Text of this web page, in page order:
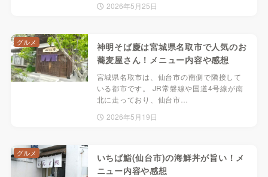
2026年5月25日
神明そば慶は宮城県名取市で人気のお
蕎麦屋さん！メニュー内容や感想
宮城県名取市は、仙台市の南側で隣接して
いる都市です。 JR常磐線や国道4号線が南
北に走っており、仙台市…
2026年5月19日
グルメ
いちば鮨(仙台市)の海鮮丼が旨い！メ
ニュー内容や感想
グルメ